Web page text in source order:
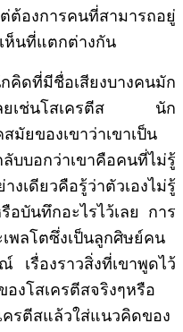
องการคนที่สามารถอยู่
ห็นที่แตกต่างกัน
คิดที่มีชื่อเสียงบางคนมัก
เลยเช่นโสเครตีส นัก
มัยของเขาว่าเขาเป็น
บอกว่าเขาคือคนที่ไม่รู้
ดียวคือรู้ว่าตัวเองไม่รู้
อบันทึกอะไรไว้เลย การ
พลโตซึ่งเป็นลูกศิษย์คน
เรื่องราวสิ่งที่เขาพูดไว้
งโสเครตีสจริงๆหรือ
ครตีสแล้วใส่แนวคิดของ